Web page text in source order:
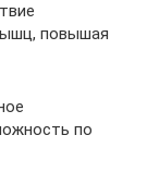
повышая
по